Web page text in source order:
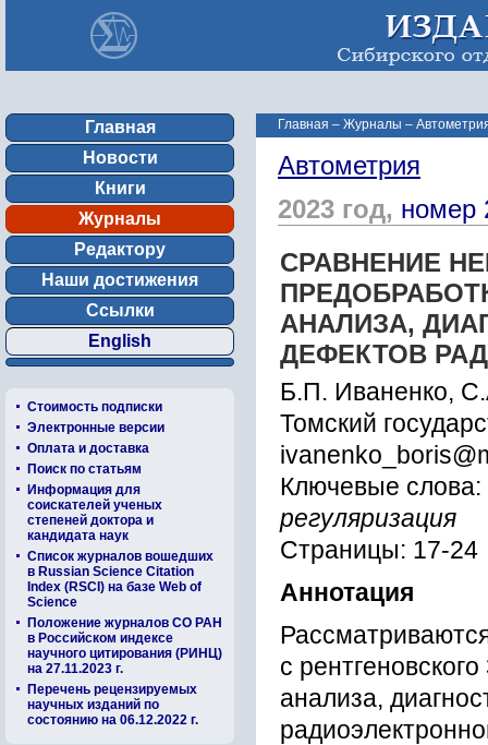
Главная
Новости
Книги
Журналы
Редактору
Наши достижения
Ссылки
English
Стоимость подписки
Электронные версии
Оплата и доставка
Поиск по статьям
Информация для
соискателей ученых
степеней доктора и
кандидата наук
Список журналов вошедших
в Russian Science Citation
Index (RSCI) на базе Web of
Science
Положение журналов СО РАН
в Российском индексе
научного цитирования (РИНЦ)
на 27.11.2023 г.
Перечень рецензируемых
научных изданий по
состоянию на 06.12.2022 г.
Главная – Журналы –
Автометрия
2023 год, номер
СРАВНЕНИЕ
АНАЛИЗА,
ДЕФЕКТОВ
Б.П. Иваненко,
Томский
Ключевые слова:
регуляризация
Страницы: 17-24
Аннотация
с
анализа,